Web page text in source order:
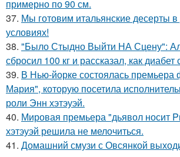
примерно по 90 см.
37. Мы готовим итальянские десерты
условиях!
38. "Было Стыдно Выйти НА Сцену":
сбросил 100 кг и рассказал, как
39. В Нью-йорке состоялась
Мария", которую посетила
роли Энн хэтэуэй.
40. Мировая премьера "дьявол носит
хэтэуэй решила не мелочиться.
41. Домашний смузи с Овсянкой